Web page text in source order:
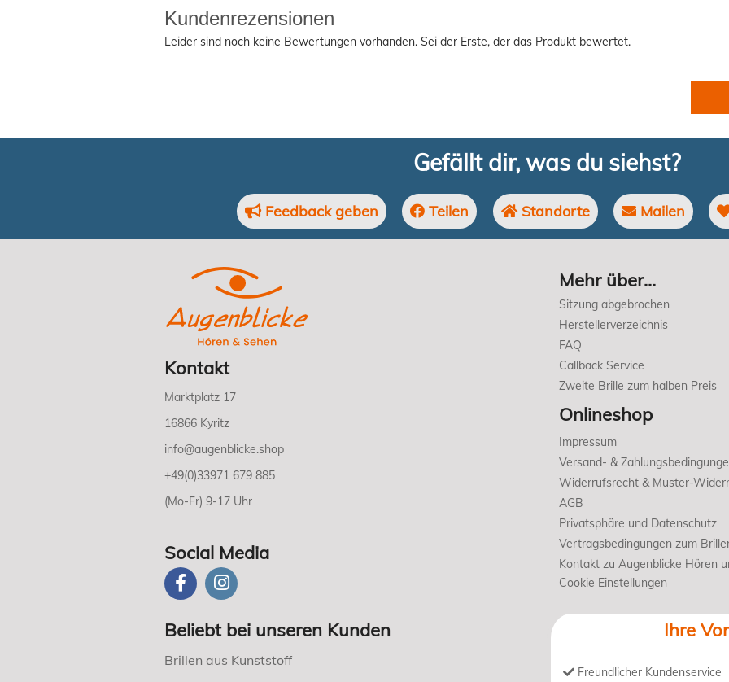
Kundenrezensionen
Leider sind noch keine Bewertungen vorhanden. Sei der Erste, der das Produkt bewertet.
Gefällt dir, was du siehst?
Feedback geben Teilen Standorte Mailen
Kontakt
Marktplatz 17
16866 Kyritz
info@augenblicke.shop
+49(0)33971 679 885
(Mo-Fr) 9-17 Uhr
Social Media
Mehr über...
Sitzung abgebrochen
Herstellerverzeichnis
FAQ
Callback Service
Zweite Brille zum halben Preis
Onlineshop
Impressum
Versand- &
Widerrufsrecht & Muster-
AGB
Privatsphäre und Datenschutz
Vertragsbedingungen zum
Kontakt zu Augenblicke Hören
Cookie Einstellungen
Beliebt bei unseren Kunden
Brillen aus Kunststoff
Ihre
Freundlicher Kundenservice